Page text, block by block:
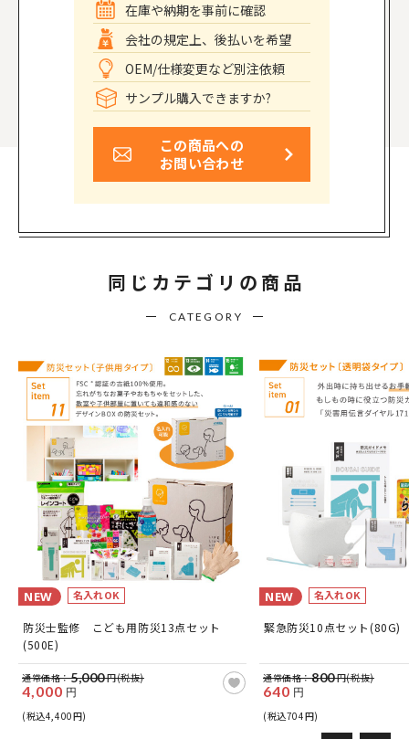
在庫や納期を事前に確認
会社の規定上、後払いを希望
OEM/仕様変更など別注依頼
サンプル購入できますか?
この商品への
お問い合わせ
同じカテゴリの商品
CATEGORY
NEW 名入れOK
防災士監修 こども用防災13点セット
(500E)
通常価格：5,000円(税抜)
4,000 円
(税込4,400円)
NEW 名入れOK
緊急防災10点セット(80G)
通常価格：800円(税抜)
640 円
(税込704円)